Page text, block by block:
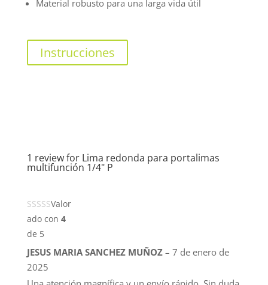
Material robusto para una larga vida útil
Instrucciones
1 review for Lima redonda para portalimas
multifunción 1/4" P
Valor
ado con 4
de 5
JESUS MARIA SANCHEZ MUÑOZ – 7 de enero de
2025